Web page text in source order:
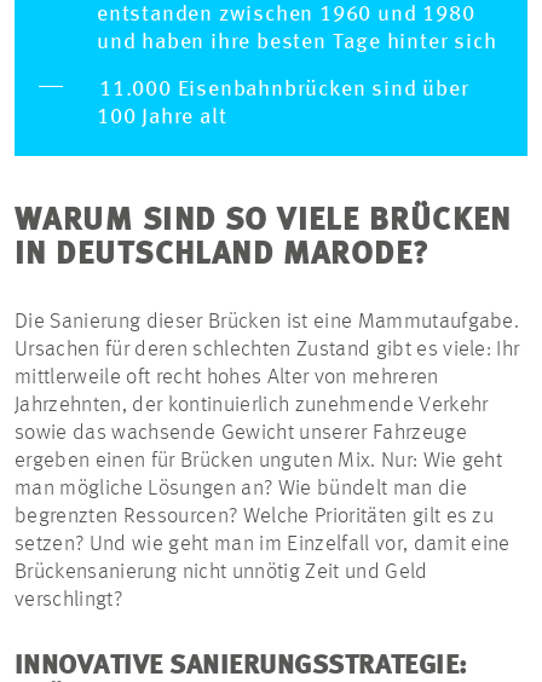
entstanden zwischen 1960 und 1980
und haben ihre besten Tage hinter sich
11.000 Eisenbahnbrücken sind über
100 Jahre alt
WARUM SIND SO VIELE BRÜCKEN
IN DEUTSCHLAND MARODE?
Die Sanierung dieser Brücken ist eine Mammutaufgabe.
Ursachen für deren schlechten Zustand gibt es viele: Ihr
mittlerweile oft recht hohes Alter von mehreren
Jahrzehnten, der kontinuierlich zunehmende Verkehr
sowie das wachsende Gewicht unserer Fahrzeuge
ergeben einen für Brücken unguten Mix. Nur: Wie geht
man mögliche Lösungen an? Wie bündelt man die
begrenzten Ressourcen? Welche Prioritäten gilt es zu
setzen? Und wie geht man im Einzelfall vor, damit eine
Brückensanierung nicht unnötig Zeit und Geld
verschlingt?
INNOVATIVE SANIERUNGSSTRATEGIE: